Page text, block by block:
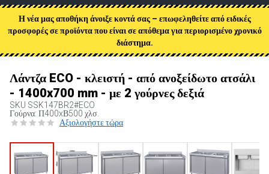
Η νέα μας αποθήκη άνοιξε κοντά σας – επωφεληθείτε από ειδικές
προσφορές σε προϊόντα που είναι σε απόθεμα για περιορισμένο χρονικό
διάστημα.
Λάντζα ECO - κλειστή - από ανοξείδωτο ατσάλι
- 1400x700 mm - με 2 γούρνες δεξιά
SKU SSK147BR2#ECO
Γούρνα: Π400xΒ500 χλσ.
Αξιολογήστε τώρα